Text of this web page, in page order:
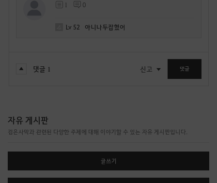
1 0
Lv 52 아니나두잡혔어
댓글 1 신고 댓글
자유 게시판
검은사막과 관련된 다양한 주제에 대해 이야기할 수 있는 자유 게시판입니다.
글쓰기